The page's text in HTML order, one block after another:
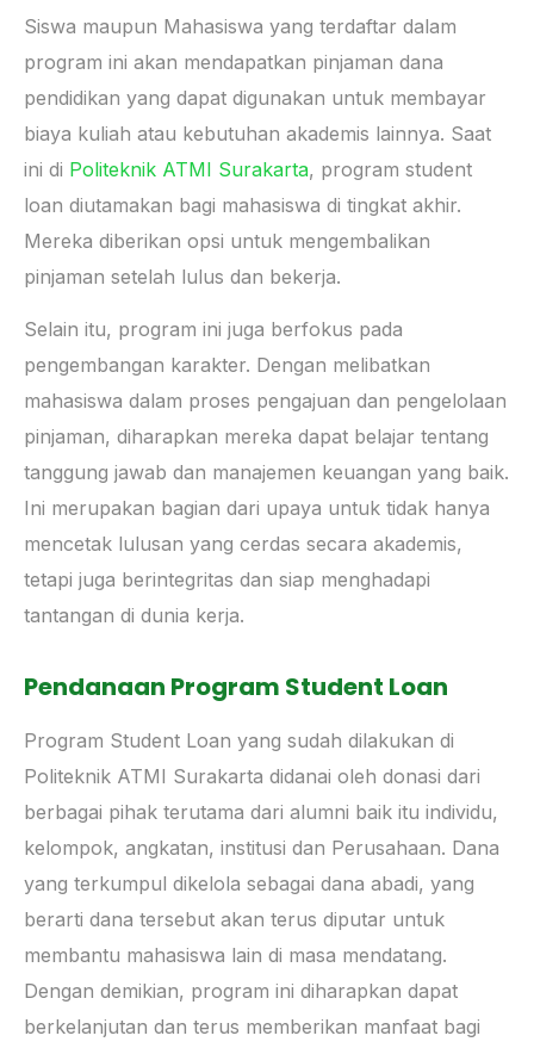
Siswa maupun Mahasiswa yang terdaftar dalam
program ini akan mendapatkan pinjaman dana
pendidikan yang dapat digunakan untuk membayar
biaya kuliah atau kebutuhan akademis lainnya. Saat
ini di Politeknik ATMI Surakarta, program student
loan diutamakan bagi mahasiswa di tingkat akhir.
Mereka diberikan opsi untuk mengembalikan
pinjaman setelah lulus dan bekerja.
Selain itu, program ini juga berfokus pada
pengembangan karakter. Dengan melibatkan
mahasiswa dalam proses pengajuan dan pengelolaan
pinjaman, diharapkan mereka dapat belajar tentang
tanggung jawab dan manajemen keuangan yang baik.
Ini merupakan bagian dari upaya untuk tidak hanya
mencetak lulusan yang cerdas secara akademis,
tetapi juga berintegritas dan siap menghadapi
tantangan di dunia kerja.
Pendanaan Program Student Loan
Program Student Loan yang sudah dilakukan di
Politeknik ATMI Surakarta didanai oleh donasi dari
berbagai pihak terutama dari alumni baik itu individu,
kelompok, angkatan, institusi dan Perusahaan. Dana
yang terkumpul dikelola sebagai dana abadi, yang
berarti dana tersebut akan terus diputar untuk
membantu mahasiswa lain di masa mendatang.
Dengan demikian, program ini diharapkan dapat
berkelanjutan dan terus memberikan manfaat bagi